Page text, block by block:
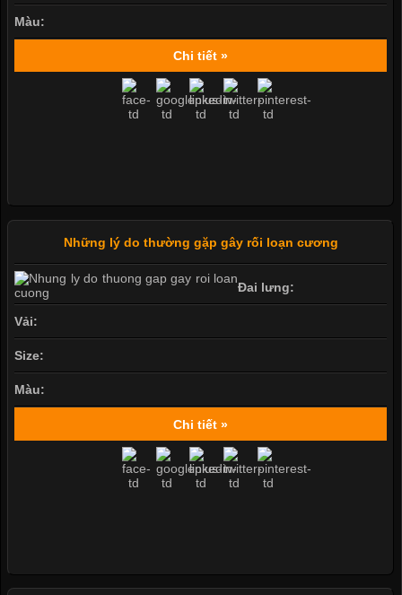
Màu:
Chi tiết »
Những lý do thường gặp gây rối loạn cương
Đai lưng:
Vải:
Size:
Màu:
Chi tiết »